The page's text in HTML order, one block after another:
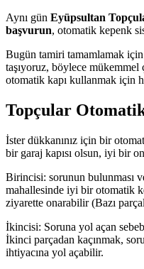
Aynı gün Eyüpsultan
başvurun, otomatik kepenk
Bugün tamiri tamamlamak
taşıyoruz, böylece mükemmel
otomatik kapı kullanmak için
Topçular
İster dükkanınız için bir
bir garaj kapısı olsun, iyi bir
Birincisi: sorunun bulunması
mahallesinde iyi bir otomatik
ziyarette onarabilir (Bazı
İkincisi: Soruna yol açan
İkinci parçadan kaçınmak,
ihtiyacına yol açabilir.